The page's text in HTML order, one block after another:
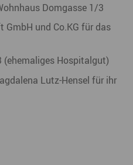
Domgasse 1/3
und Co.KG für das
Hospitalgut)
Lutz-Hensel für ihr